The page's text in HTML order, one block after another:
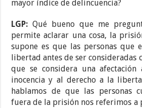
mayor índice de delincuencia?
LGP: Qué bueno que me
permite aclarar una cosa, la
supone es que las personas que
libertad antes de ser consideradas
que se considera una
inocencia y al derecho a la
hablamos de que las personas
fuera de la prisión nos referimos a